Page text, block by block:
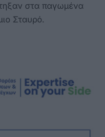
στα παγωμένα
Σταυρό.